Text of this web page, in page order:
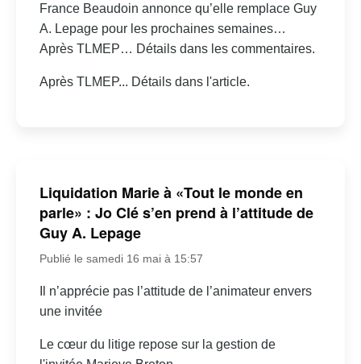
France Beaudoin annonce qu’elle remplace Guy
A. Lepage pour les prochaines semaines…
Après TLMEP… Détails dans les commentaires.
Après TLMEP... Détails dans l'article.
Liquidation Marie à «Tout le monde en
parle» : Jo Clé s’en prend à l’attitude de
Guy A. Lepage
Publié le samedi 16 mai à 15:57
Il n’apprécie pas l’attitude de l’animateur envers
une invitée
Le cœur du litige repose sur la gestion de